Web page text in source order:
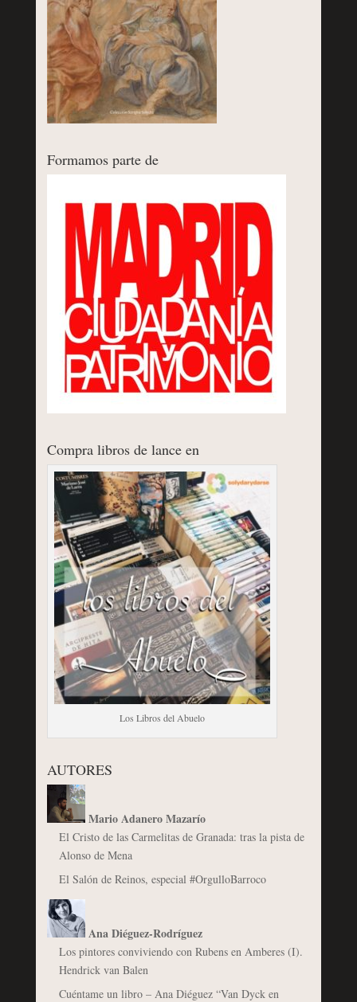
Formamos parte de
Compra libros de lance en
Los Libros del Abuelo
AUTORES
Mario Adanero Mazarío
El Cristo de las Carmelitas de Granada: tras la pista de
Alonso de Mena
El Salón de Reinos, especial #OrgulloBarroco
Ana Diéguez-Rodríguez
Los pintores conviviendo con Rubens en Amberes (I).
Hendrick van Balen
Cuéntame un libro – Ana Diéguez “Van Dyck en